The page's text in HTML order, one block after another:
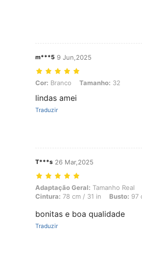
m***5 9 Jun,2025
Cor: Branco, Tamanho: 32
Cor: Branco Tamanho: 32
lindas amei
Traduzir
T***s 26 Mar,2025
Adaptação Geral: Tamanho Real,
Adaptação Geral: Tamanho Real
Cintura: 78 cm / 31 in Busto: 97
bonitas e boa qualidade
Traduzir